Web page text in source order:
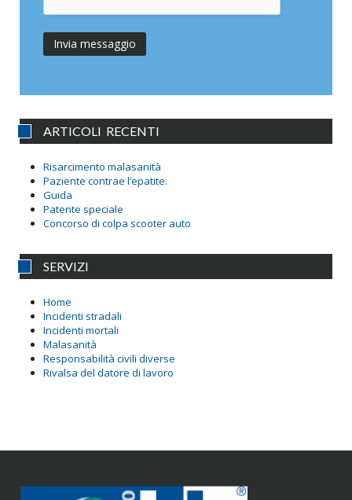
ARTICOLI RECENTI
Risarcimento malasanità
Paziente contrae l’epatite.
Guida
Patente speciale
Concorso di colpa scooter auto
SERVIZI
Home
Incidenti stradali
Incidenti mortali
Malasanità
Responsabilità civili diverse
Rivalsa del datore di lavoro